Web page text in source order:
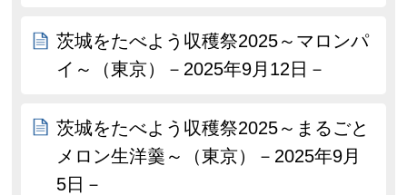
茨城をたべよう収穫祭2025～マロンパ
イ～（東京）－2025年9月12日－
茨城をたべよう収穫祭2025～まるごと
メロン生洋羹～（東京）－2025年9月
5日－